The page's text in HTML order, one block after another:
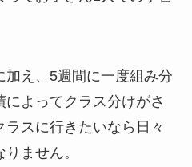
加え、5週間に一度組み分
よってクラス分けがさ
スに行きたいなら日々
ません。